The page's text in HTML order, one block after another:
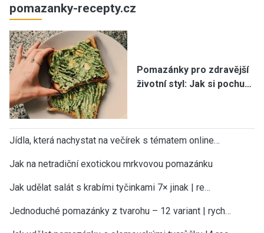
pomazanky-recepty.cz
Pomazánky pro zdravější
životní styl: Jak si pochu…
Jídla, která nachystat na večírek s tématem online…
Jak na netradiční exotickou mrkvovou pomazánku
Jak udělat salát s krabími tyčinkami 7× jinak | re…
Jednoduché pomazánky z tvarohu – 12 variant | rych…